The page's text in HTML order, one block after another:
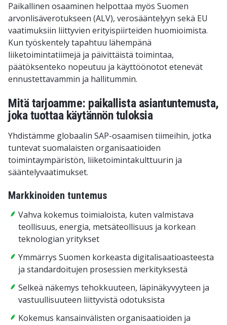
Paikallinen osaaminen helpottaa myös Suomen
arvonlisäverotukseen (ALV), verosääntelyyn sekä EU
vaatimuksiin liittyvien erityispiirteiden huomioimista.
Kun työskentely tapahtuu lähempänä
liiketoimintatiimejä ja päivittäistä toimintaa,
päätöksenteko nopeutuu ja käyttöönotot etenevät
ennustettavammin ja hallitummin.
Mitä tarjoamme: paikallista asiantuntemusta,
joka tuottaa käytännön tuloksia
Yhdistämme globaalin SAP-osaamisen tiimeihin, jotka
tuntevat suomalaisten organisaatioiden
toimintaympäristön, liiketoimintakulttuurin ja
sääntelyvaatimukset.
Markkinoiden tuntemus
Vahva kokemus toimialoista, kuten valmistava
teollisuus, energia, metsäteollisuus ja korkean
teknologian yritykset
Ymmärrys Suomen korkeasta digitalisaatioasteesta
ja standardoitujen prosessien merkityksestä
Selkeä näkemys tehokkuuteen, läpinäkyvyyteen ja
vastuullisuuteen liittyvistä odotuksista
Kokemus kansainvälisten organisaatioiden ja